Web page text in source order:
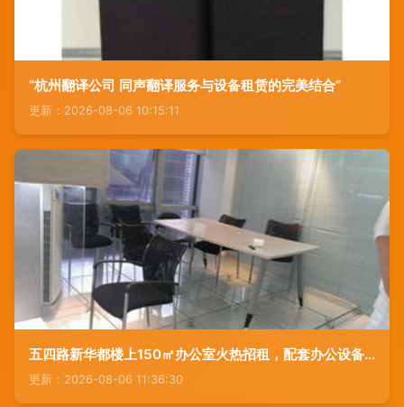
“杭州翻译公司 同声翻译服务与设备租赁的完美结合”
更新：2026-08-06 10:15:11
五四路新华都楼上150㎡办公室火热招租，配套办公设备租赁服务一站搞定！
更新：2026-08-06 11:36:30